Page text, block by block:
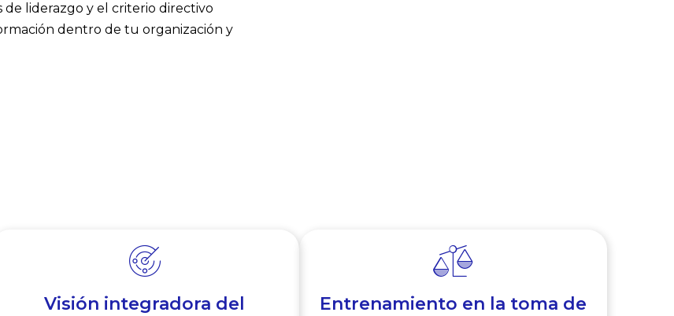
liderazgo y el criterio directivo
dentro de tu organización y
Visión integradora del
Entrenamiento en la toma de